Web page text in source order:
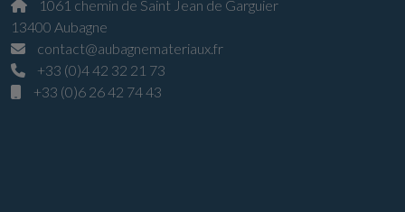
1061 chemin de Saint Jean de Garguier
13400 Aubagne
contact@aubagnemateriaux.fr
+33 (0)4 42 32 21 73
+33 (0)6 26 42 74 43